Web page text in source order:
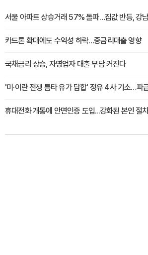
서울 아파트 상승거래 57% 돌파…집값 반등, 강
카드론 확대에도 수익성 하락…중금리대출 영향
국채금리 상승, 자영업자 대출 부담 커진다
'미·이란 전쟁 틈타 유가 담합' 정유 4사 기소…파
휴대전화 개통에 안면인증 도입...강화된 본인 절